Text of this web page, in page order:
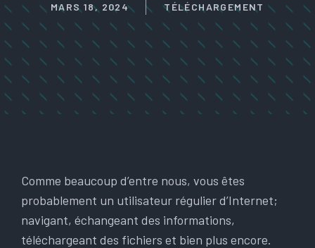
MARS 18, 2024 TÉLÉCHARGEMENT
Comme beaucoup d’entre nous, vous êtes
probablement un utilisateur régulier d’Internet;
navigant, échangeant des informations,
téléchargeant des fichiers et bien plus encore.